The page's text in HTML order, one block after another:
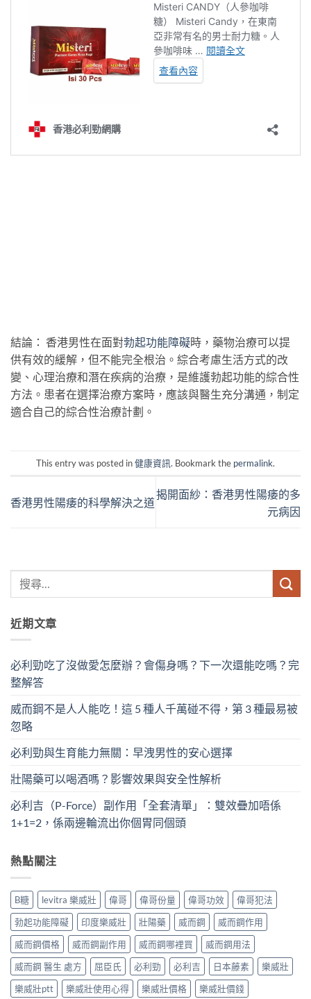
結論： 香港男性在面對勃起功能障礙時，藥物治療可以提
供有效的緩解，但不能完全根治。綜合考慮生活方式的改
變、心理治療和潛在疾病的治療，是維護勃起功能的綜合性
方法。患者在選擇治療方案時，應該與醫生充分溝通，制定
適合自己的綜合性治療計劃。
This entry was posted in健康資訊. Bookmark the permalink.
香港男性陽痿的科學解決之道
揭開面紗：香港男性陽痿的多
元病因
近期文章
必利勁吃了沒做愛怎麼辦？會傷身嗎？下一次還能吃嗎？完
整解答
威而鋼不是人人能吃！這 5 種人千萬碰不得，第 3 種最易被
忽略
必利勁與生育能力無關：早洩男性的安心選擇
壯陽藥可以喝酒嗎？影響效果與安全性解析
必利吉（P-Force）副作用「全套清單」：雙效疊加唔係
1+1=2，係兩邊輪流出你個胃同個頭
熱點關注
B糖 levitra 樂威壯 偉哥 偉哥份量 偉哥功效
偉哥犯法
勃起功能障礙
印度樂威壯 壯陽藥 威而鋼
威而鋼作用
威而鋼價格
威而鋼副作用 威而鋼哪裡買
威而鋼用法
威而鋼 醫生 處方
屈臣氏 必利勁 必利吉 日本藤素
樂威壯
樂威壯ptt
樂威壯使用心得 樂威壯價格 樂威壯價錢